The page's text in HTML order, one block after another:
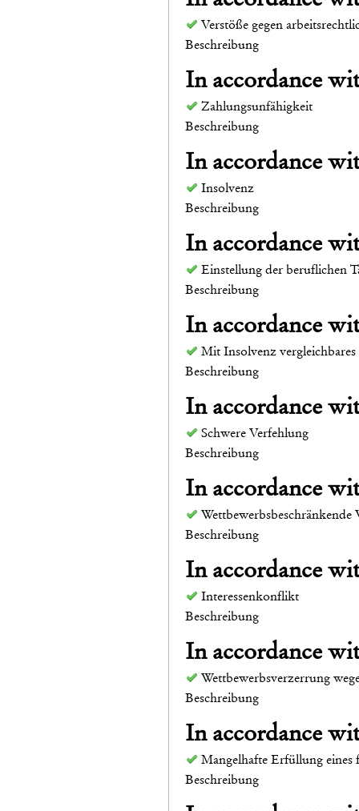
Verstöße gegen
Beschreibung
In accordance
Zahlungsunfähigkeit
Beschreibung
In accordance
Insolvenz
Beschreibung
In accordance
Einstellung der beruflichen
Beschreibung
In accordance
Mit Insolvenz vergleichbares
Beschreibung
In accordance
Schwere Verfehlung
Beschreibung
In accordance
Wettbewerbsbeschränkende
Beschreibung
In accordance
Interessenkonflikt
Beschreibung
In accordance
Wettbewerbsverzerrung
Beschreibung
In accordance
Mangelhafte Erfüllung
Beschreibung